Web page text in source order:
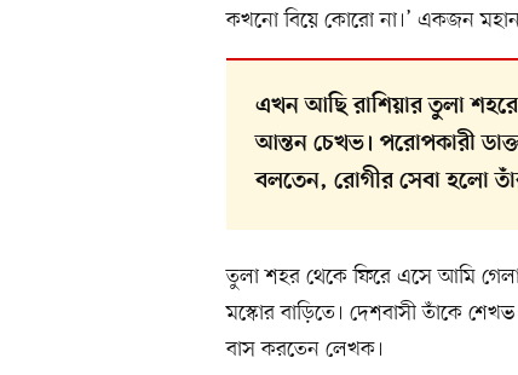
কখনো বিয়ে কোরো না।’ একজন মহান
এখন আছি রাশিয়ার তুলা
আন্তন চেখভ। পরোপকারী
বলতেন, রোগীর সেবা হলো তাঁর
তুলা শহর থেকে ফিরে এসে আমি
মস্কোর বাড়িতে। দেশবাসী তাঁকে
বাস করতেন লেখক।